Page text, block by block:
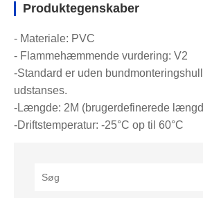
Produktegenskaber
- Materiale: PVC
- Flammehæmmende vurdering: V2
-Standard er uden
udstanses.
-Længde: 2M (brugerdefinerede
-Driftstemperatur: -25°C op til 60°C